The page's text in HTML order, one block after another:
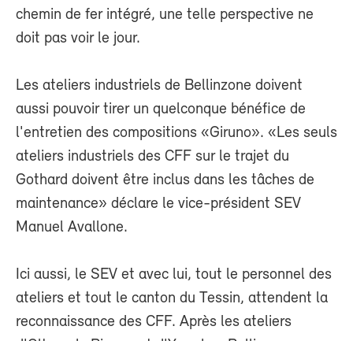
chemin de fer intégré, une telle perspective ne
doit pas voir le jour.
Les ateliers industriels de Bellinzone doivent
aussi pouvoir tirer un quelconque bénéfice de
l'entretien des compositions «Giruno». «Les seuls
ateliers industriels des CFF sur le trajet du
Gothard doivent être inclus dans les tâches de
maintenance» déclare le vice-président SEV
Manuel Avallone.
Ici aussi, le SEV et avec lui, tout le personnel des
ateliers et tout le canton du Tessin, attendent la
reconnaissance des CFF. Après les ateliers